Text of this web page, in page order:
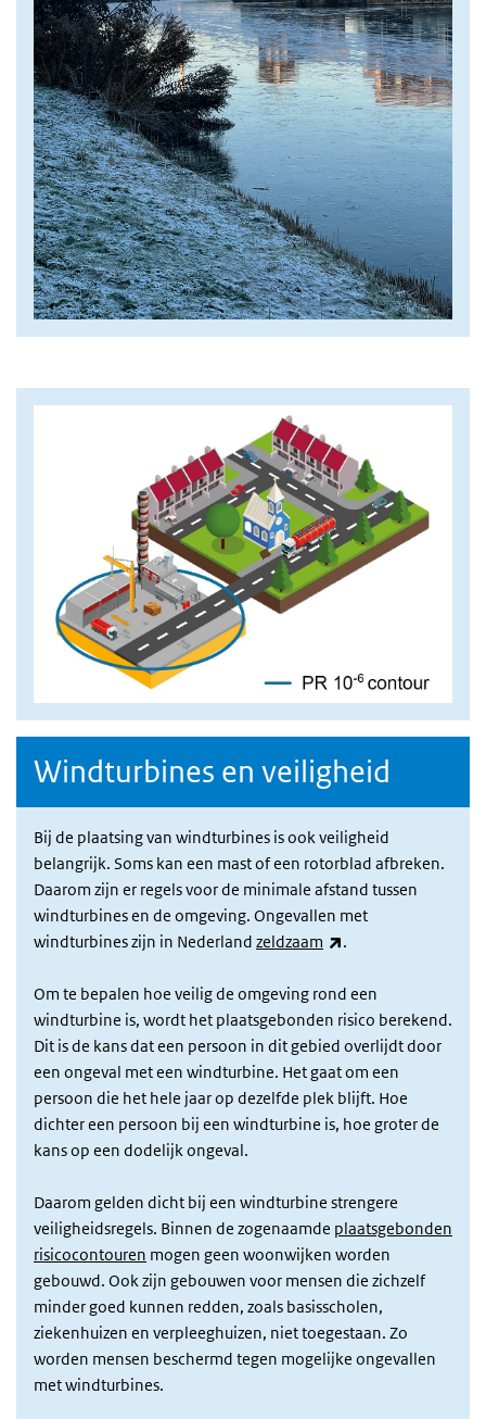
Windturbines en veiligheid
Bij de plaatsing van windturbines is ook veiligheid
belangrijk. Soms kan een mast of een rotorblad afbreken.
Daarom zijn er regels voor de minimale afstand tussen
windturbines en de omgeving. Ongevallen met
windturbines zijn in Nederland zeldzaam .
Om te bepalen hoe veilig de omgeving rond een
windturbine is, wordt het plaatsgebonden risico berekend.
Dit is de kans dat een persoon in dit gebied overlijdt door
een ongeval met een windturbine. Het gaat om een
persoon die het hele jaar op dezelfde plek blijft. Hoe
dichter een persoon bij een windturbine is, hoe groter de
kans op een dodelijk ongeval.
Daarom gelden dicht bij een windturbine strengere
veiligheidsregels. Binnen de zogenaamde plaatsgebonden
risicocontouren mogen geen woonwijken worden
gebouwd. Ook zijn gebouwen voor mensen die zichzelf
minder goed kunnen redden, zoals basisscholen,
ziekenhuizen en verpleeghuizen, niet toegestaan. Zo
worden mensen beschermd tegen mogelijke ongevallen
met windturbines.